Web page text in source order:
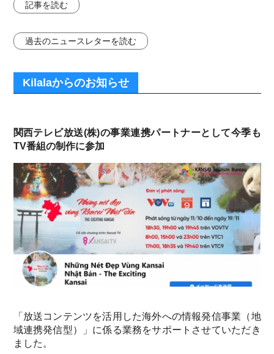
記事を読む
過去のニュースレターを読む
Kilalaからのお知らせ
関西テレビ放送(株)の事業連携パートナーとして今季も
TV番組の制作に参加
「放送コンテンツを活用した海外への情報発信事業（地
域連携発信型）」に係る業務をサポートさせていただき
ました。